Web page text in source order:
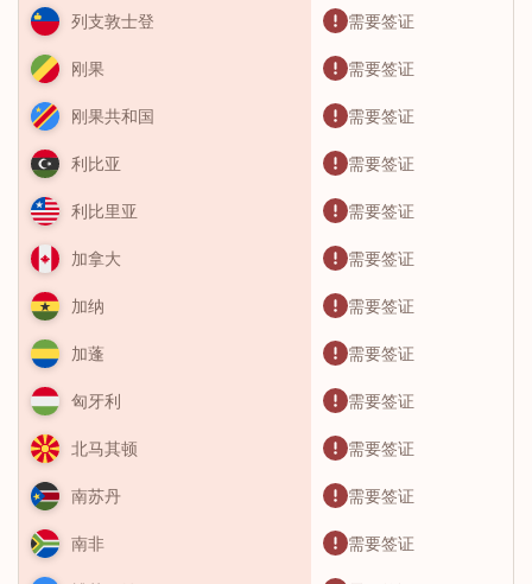
列支敦士登 需要签证
刚果 需要签证
刚果共和国 需要签证
利比亚 需要签证
利比里亚 需要签证
加拿大 需要签证
加纳 需要签证
加蓬 需要签证
匈牙利 需要签证
北马其顿 需要签证
南苏丹 需要签证
南非 需要签证